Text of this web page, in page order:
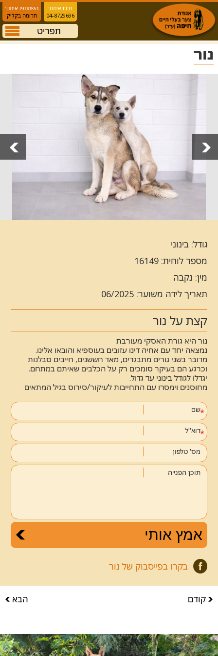
תפריט
דברו איתנו:
04-8729696
השתתפו איתנו:
תרומה בקליק
נור
גודל: בינוני
מספר לוחית: 16149
מין: נקבה
תאריך לידה משוער: 06/2025
קצת על נור
נור היא גורת האסקי מעורבת
נמצאה יחד עם אחיה דינו עזובים בעוספיא והובאו אלינו.
מדובר בשני גורים מתבגרים, מאד חששנים, חייבים סבלנות
וכרגע הם בעיקר סומכים רק על הכלבים שאיתם במתחם.
יגדלו לגודל בינוני עד גדול.
מחוסנים וימסרו עם התחייבות לעיקור/סירוס בגיל המתאים
שם
דוא''ל
מס' טלפון
תוכן הפנייה
בקרו בפייסבוק של נור
קודם הבא